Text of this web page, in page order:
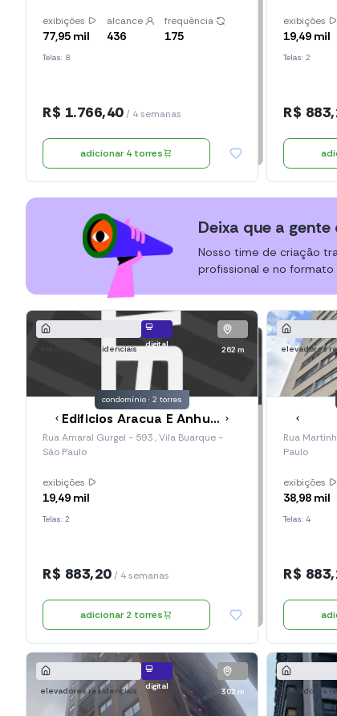
exibições
77,95 mil
alcance
436
frequência
175
Telas: 8
R$ 1.766,40/ 4 semanas
adicionar 4 torres
exibições
19,49 mil
Telas: 2
R$
Deixa que a
Nosso time de criação
profissional e no
elevadores residenciais digital
262 m
condomínio · 2 torres
Edificios Aracua E Anhuma
Rua Amaral Gurgel - 593 , Vila Buarque -
São Paulo
exibições
19,49 mil
Telas: 2
R$ 883,20/ 4 semanas
adicionar 2 torres
elevadores
Rua
Paulo
exibições
38,98 mil
Telas: 4
R$
elevadores residenciais digital
302 m elevadores